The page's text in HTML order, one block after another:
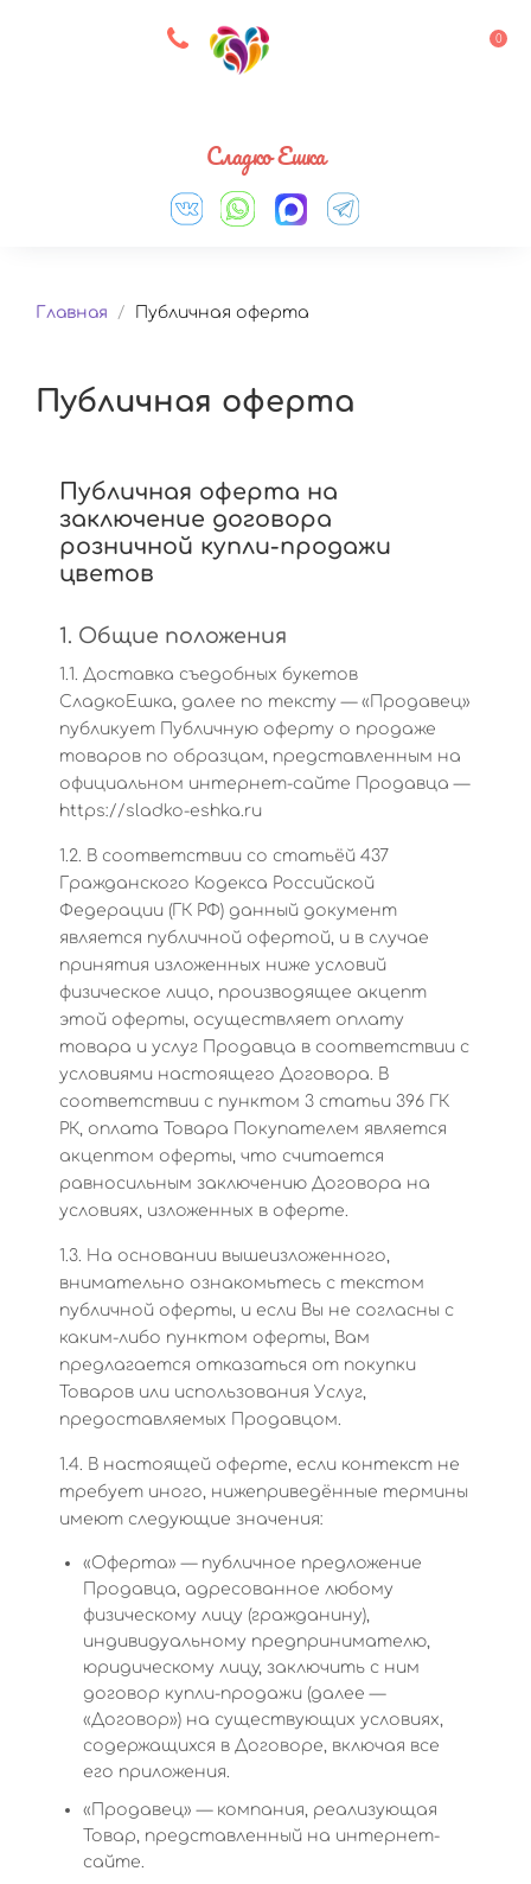
8 927 083 33 05 0
Сладко Ешка
Главная / Публичная оферта
Публичная оферта
Публичная оферта на
заключение договора
розничной купли-продажи
цветов
1. Общие положения
1.1. Доставка съедобных букетов
СладкоЕшка, далее по тексту — «Продавец»
публикует Публичную оферту о продаже
товаров по образцам, представленным на
официальном интернет-сайте Продавца —
https://sladko-eshka.ru
1.2. В соответствии со статьёй 437
Гражданского Кодекса Российской
Федерации (ГК РФ) данный документ
является публичной офертой, и в случае
принятия изложенных ниже условий
физическое лицо, производящее акцепт
этой оферты, осуществляет оплату
товара и услуг Продавца в соответствии с
условиями настоящего Договора. В
соответствии с пунктом 3 статьи 396 ГК
РК, оплата Товара Покупателем является
акцептом оферты, что считается
равносильным заключению Договора на
условиях, изложенных в оферте.
1.3. На основании вышеизложенного,
внимательно ознакомьтесь с текстом
публичной оферты, и если Вы не согласны с
каким-либо пунктом оферты, Вам
предлагается отказаться от покупки
Товаров или использования Услуг,
предоставляемых Продавцом.
1.4. В настоящей оферте, если контекст не
требует иного, нижеприведённые термины
имеют следующие значения:
«Оферта» — публичное предложение
Продавца, адресованное любому
физическому лицу (гражданину),
индивидуальному предпринимателю,
юридическому лицу, заключить с ним
договор купли-продажи (далее —
«Договор») на существующих условиях,
содержащихся в Договоре, включая все
его приложения.
«Продавец» — компания, реализующая
Товар, представленный на интернет-
сайте.